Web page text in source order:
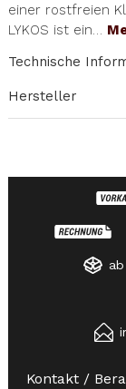
einer rostfreien
LYKOS ist ein…
Technische
Hersteller
Kontakt /